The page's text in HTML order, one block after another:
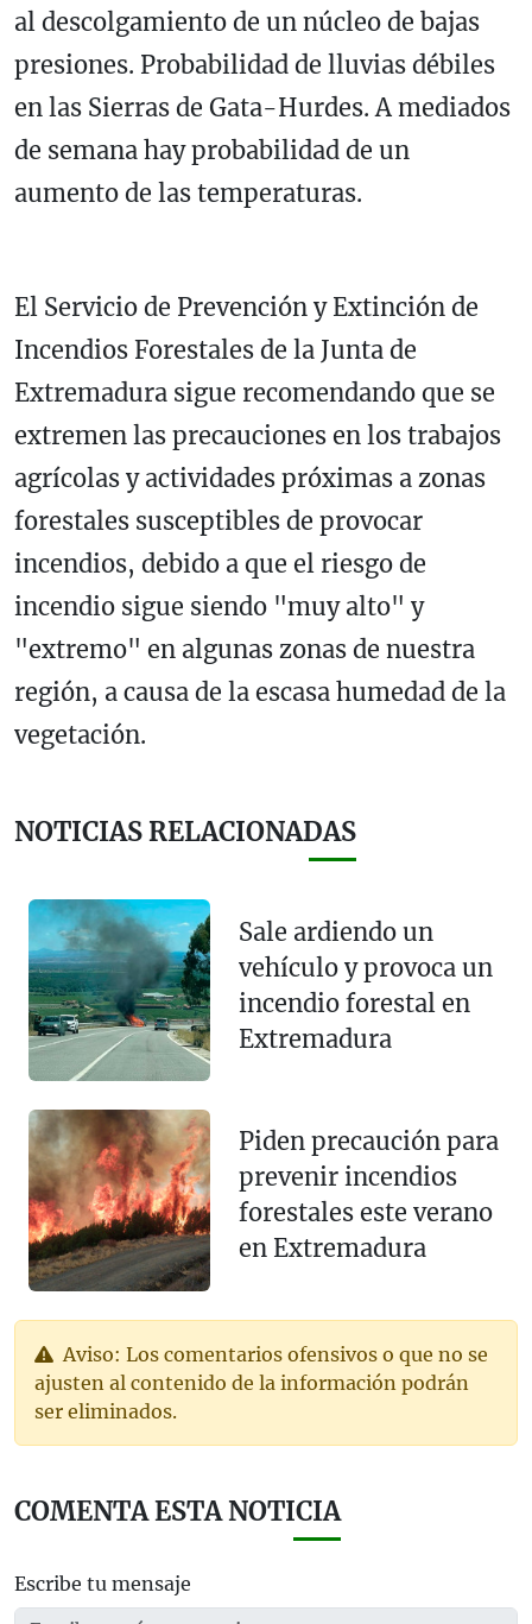
al descolgamiento de un núcleo de bajas
presiones. Probabilidad de lluvias débiles
en las Sierras de Gata-Hurdes. A mediados
de semana hay probabilidad de un
aumento de las temperaturas.
El Servicio de Prevención y Extinción de
Incendios Forestales de la Junta de
Extremadura sigue recomendando que se
extremen las precauciones en los trabajos
agrícolas y actividades próximas a zonas
forestales susceptibles de provocar
incendios, debido a que el riesgo de
incendio sigue siendo "muy alto" y
"extremo" en algunas zonas de nuestra
región, a causa de la escasa humedad de la
vegetación.
NOTICIAS RELACIONADAS
Sale ardiendo un
vehículo y provoca un
incendio forestal en
Extremadura
Piden precaución para
prevenir incendios
forestales este verano
en Extremadura
Aviso: Los comentarios ofensivos o que no se
ajusten al contenido de la información podrán
ser eliminados.
COMENTA ESTA NOTICIA
Escribe tu mensaje